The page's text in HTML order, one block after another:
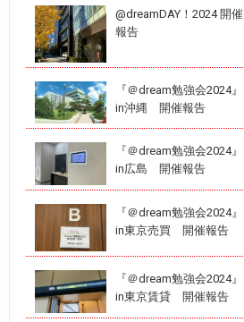
@dreamDAY！2024 開催
報告
『＠dream勉強会2024』
in沖縄 開催報告
『＠dream勉強会2024』
in広島 開催報告
『＠dream勉強会2024』
in東京売買 開催報告
『＠dream勉強会2024』
in東京賃貸 開催報告